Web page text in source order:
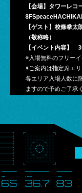
【会場】タワーレ
【ゲスト】校條拳
（敬称略）
【イベント内容】
※入場無料のフリーイ
※ご案内は指定席エ
各エリア入場人数に
ますので予めご了承
※立ち見エリアへは
方が入場後、会場
階段前へお集まりく
≪イベント会場限定
①イベント指定席エ
②タワレコ購入者限